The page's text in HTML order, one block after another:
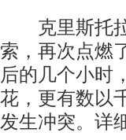
克里斯托拉
索，再次点燃
后的几个小时
花，更有数以
发生冲突。详